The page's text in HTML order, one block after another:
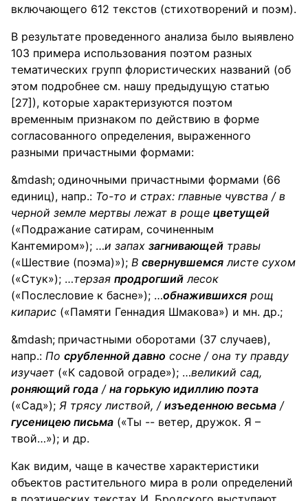
включающего 612 текстов (стихотворений и поэм).
В результате проведенного анализа было выявлено
103 примера использования поэтом разных
тематических групп флористических названий (об
этом подробнее см. нашу предыдущую статью
[27]), которые характеризуются поэтом
временным признаком по действию в форме
согласованного определения, выраженного
разными причастными формами:
одиночными причастными формами (66
единиц), напр.: То-то и страх: главные чувства / в
черной земле мертвы лежат в роще цветущей
(«Подражание сатирам, сочиненным
Кантемиром»); …и запах загнивающей травы
(«Шествие (поэма)»); В свернувшемся листе сухом
(«Стук»); …терзая продрогший лесок
(«Послесловие к басне»); …обнажившихся рощ
кипарис («Памяти Геннадия Шмакова») и мн. др.;
причастными оборотами (37 случаев),
напр.: По срубленной давно сосне / она ту правду
изучает («К садовой ограде»); …великий сад,
роняющий года / на горькую идиллию поэта
(«Сад»); Я трясулиствой, / изъеденною весьма /
гусеницею письма («Ты -- ветер, дружок. Я –
твой…»); и др.
Как видим, чаще в качестве характеристики
объектов растительного мира в роли определений